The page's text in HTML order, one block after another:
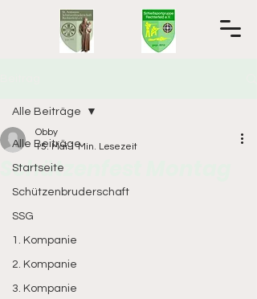
Alle Beiträge
Startseite
Schützenbruderschaft
SSG
1. Kompanie
2. Kompanie
3. Kompanie
Alle Beiträge
Schützenfest Montag
Obby
15. Mai 1 Min. Lesezeit